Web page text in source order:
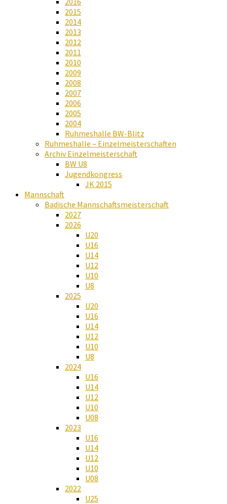
2015
2014
2013
2012
2011
2010
2009
2008
2007
2006
2005
2004
Ruhmeshalle BW-Blitz
Ruhmeshalle – Einzelmeisterschaften
Archiv Einzelmeisterschaft
BW U8
Jugendkongress
JK 2015
Mannschaft
Badische Mannschaftsmeisterschaft
2027
2026
U20
U16
U14
U12
U10
U8
2025
U20
U16
U14
U12
U10
U8
2024
U16
U14
U12
U10
U08
2023
U16
U14
U12
U10
U08
2022
U25